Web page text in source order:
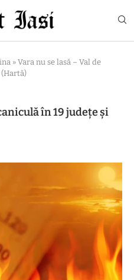
» Vara nu se lasă – Val de
în 19 județe și